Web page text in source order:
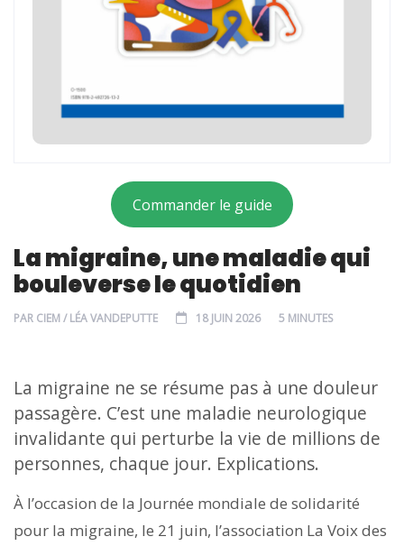
Commander le guide
La migraine, une maladie qui
bouleverse le quotidien
PAR CIEM / LÉA VANDEPUTTE 18 JUIN 2026 5 MINUTES
La migraine ne se résume pas à une douleur
passagère. C’est une maladie neurologique
invalidante qui perturbe la vie de millions de
personnes, chaque jour. Explications.
À l’occasion de la Journée mondiale de solidarité
pour la migraine, le 21 juin, l’association La Voix des